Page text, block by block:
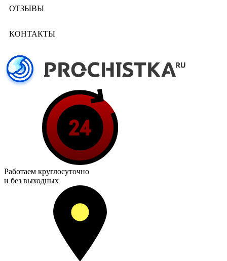
ОТЗЫВЫ
КОНТАКТЫ
Работаем круглосуточно
и без выходных